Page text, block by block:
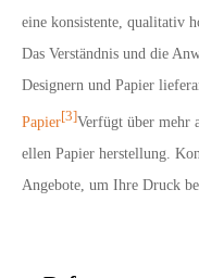
eine konsistente, qualitativ
Das Verständnis und die
Designern und Papier
Papier[3]Verfügt über mehr
ellen Papier herstellung.
Angebote, um Ihre Druck